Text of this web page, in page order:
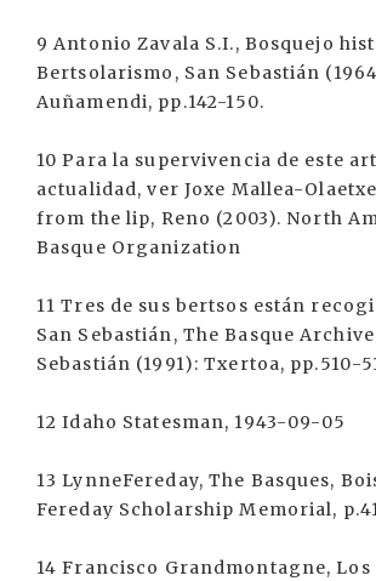
9 Antonio Zavala S.I., Bosquejo
Bertsolarismo, San Sebastián
Auñamendi, pp.142-150.
10 Para la supervivencia de este
actualidad, ver Joxe Mallea-
from the lip, Reno (2003). North
Basque Organization
11 Tres de sus bertsos están
San Sebastián, The Basque
Sebastián (1991): Txertoa, pp.510-
12 Idaho Statesman, 1943-09-05
13 LynneFereday, The Basques,
Fereday Scholarship Memorial,
14 Francisco Grandmontagne,